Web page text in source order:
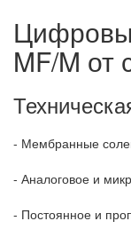
MF/M от
- Мембранные
- Аналоговое и
- Постоянное и